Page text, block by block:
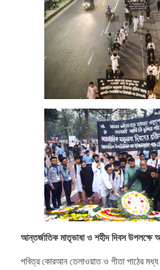
আন্তর্জাতিক মাতৃভাষা ও শহীদ দিবস উপলক্ষে
পবিত্র কোরআন তেলাওয়াত ও গীতা পাঠের